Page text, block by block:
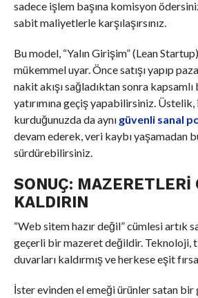
sadece işlem başına komisyon
sabit maliyetlerle karşılaşırsınız.
Bu model, “Yalın Girişim” (Lean
mükemmel uyar. Önce satışı yapıp
nakit akışı sağladıktan sonra
yatırımına geçiş yapabilirsiniz.
kurduğunuzda da aynı güvenli sanal
devam ederek, veri kaybı yaşamadan
sürdürebilirsiniz.
SONUÇ: MAZERETLERI
KALDIRIN
“Web sitem hazır değil” cümlesi artık
geçerli bir mazeret değildir. Teknoloji,
duvarları kaldırmış ve herkese eşit
İster evinden el emeği ürünler satan